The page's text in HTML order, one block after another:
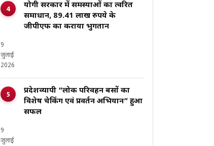
योगी सरकार में समस्याओं का त्वरित
समाधान, 89.41 लाख रुपये के
जीपीएफ का कराया भुगतान
9
जुलाई
2026
प्रदेशव्यापी “लोक परिवहन बसों का
विशेष चेकिंग एवं प्रवर्तन अभियान” हुआ
सफल
9
जुलाई